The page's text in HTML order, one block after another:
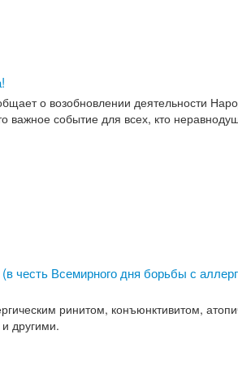
о возобновлении деятельности
важное событие для всех, кто
честь Всемирного дня борьбы с
ринитом, конъюнктивитом,
другими.